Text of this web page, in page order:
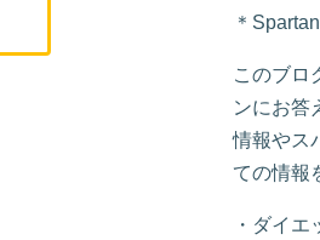
＊
このブロ
ンにお答
情報やス
ての情報
・ダイエ